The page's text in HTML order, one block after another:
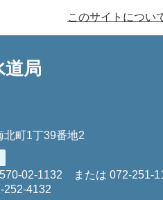
このサイトについ
道局
北町1丁39番地2
02-1132 または 072-251-
252-4132